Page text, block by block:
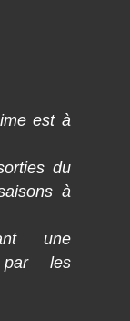
est à
du
à
une
par les